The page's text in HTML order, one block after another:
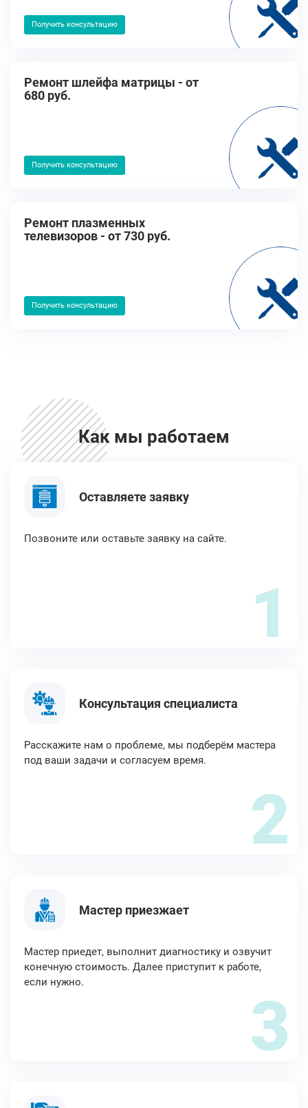
Получить консультацию
Ремонт шлейфа матрицы - от
680 руб.
Получить консультацию
Ремонт плазменных
телевизоров - от 730 руб.
Получить консультацию
Как мы работаем
Оставляете заявку
Позвоните или оставьте заявку на сайте.
1
Консультация специалиста
Расскажите нам о проблеме, мы подберём мастера
под ваши задачи и согласуем время.
2
Мастер приезжает
Мастер приедет, выполнит диагностику и озвучит
конечную стоимость. Далее приступит к работе,
если нужно.
3